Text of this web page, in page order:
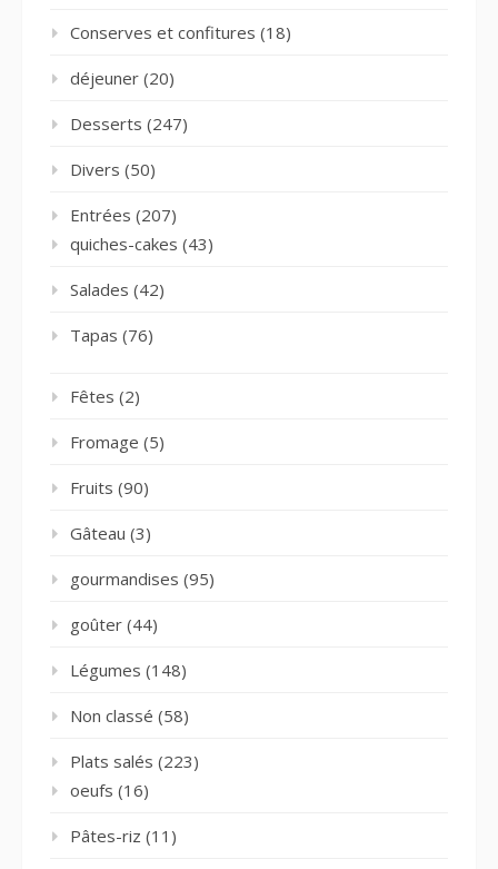
Conserves et confitures (18)
déjeuner (20)
Desserts (247)
Divers (50)
Entrées (207)
quiches-cakes (43)
Salades (42)
Tapas (76)
Fêtes (2)
Fromage (5)
Fruits (90)
Gâteau (3)
gourmandises (95)
goûter (44)
Légumes (148)
Non classé (58)
Plats salés (223)
oeufs (16)
Pâtes-riz (11)